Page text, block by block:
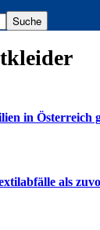
in Österreich
als